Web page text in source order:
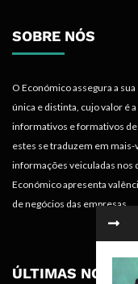
SOBRE NÓS
O Económico assegura a
única e distinta, cujo valor é
informativos e formativos
estes se traduzem em mais-
informações veiculadas nos
Económico apresenta
de negócios das empresas.
ÚLTIMAS